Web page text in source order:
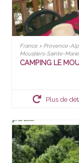
France > Provence-
Moustiers-Sainte-Marie
CAMPING LE
Plus de